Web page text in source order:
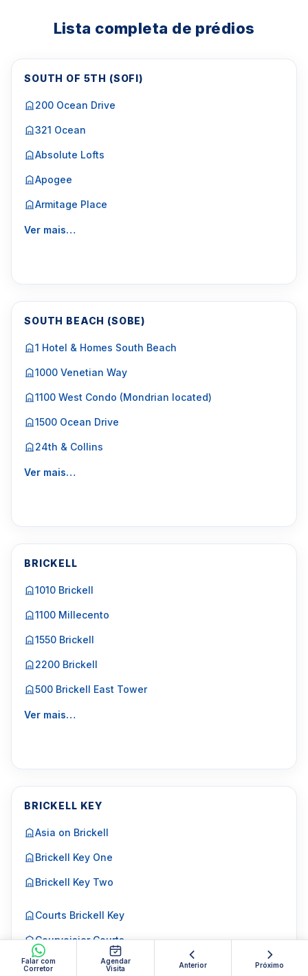
Falar com
Corretor
Agendar
Visita
Anterior Próximo
Lista completa de prédios
SOUTH OF 5TH (SOFI)
200 Ocean Drive
321 Ocean
Absolute Lofts
Apogee
Armitage Place
Ver mais…
SOUTH BEACH (SOBE)
1 Hotel & Homes South Beach
1000 Venetian Way
1100 West Condo (Mondrian located)
1500 Ocean Drive
24th & Collins
Ver mais…
BRICKELL
1010 Brickell
1100 Millecento
1550 Brickell
2200 Brickell
500 Brickell East Tower
Ver mais…
BRICKELL KEY
Asia on Brickell
Brickell Key One
Brickell Key Two
Courts Brickell Key
Courvoisier Courts
Ver mais…